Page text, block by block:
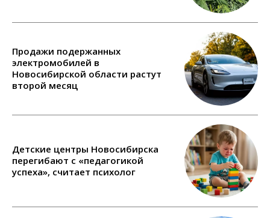
Продажи подержанных
электромобилей в
Новосибирской области растут
второй месяц
Детские центры Новосибирска
перегибают с «педагогикой
успеха», считает психолог